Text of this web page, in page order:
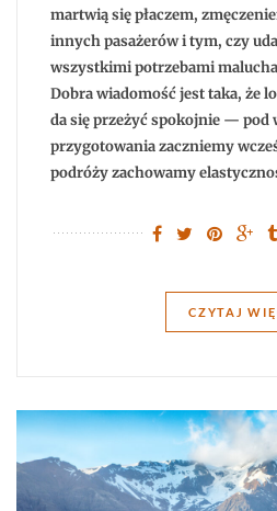
martwią się płaczem,
innych pasażerów i tym, czy
wszystkimi potrzebami
Dobra wiadomość jest taka, że
da się przeżyć spokojnie — pod
przygotowania zaczniemy
podróży zachowamy
CZYTAJ